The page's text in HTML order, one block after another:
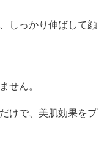
しっかり伸ばして顔
せん。
けで、美肌効果をプ